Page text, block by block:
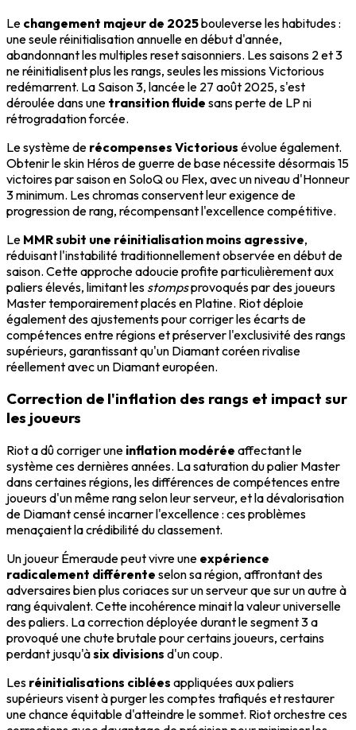
Le changement majeur de 2025bouleverse les habitudes :
une seule réinitialisation annuelle en début d'année,
abandonnant les multiples reset saisonniers. Les saisons 2 et 3
ne réinitialisent plus les rangs, seules les missions Victorious
redémarrent. La Saison 3, lancée le 27 août 2025, s'est
déroulée dans une transition fluide sans perte de LP ni
rétrogradation forcée.
Le système de récompenses Victorious évolue également.
Obtenir le skin Héros de guerre de base nécessite désormais 15
victoires par saison en SoloQ ou Flex, avec un niveau d'Honneur
3 minimum. Les chromas conservent leur exigence de
progression de rang, récompensant l'excellence compétitive.
Le MMR subit une réinitialisation moins agressive,
réduisant l'instabilité traditionnellement observée en début de
saison. Cette approche adoucie profite particulièrement aux
paliers élevés, limitant les stompsprovoqués par des joueurs
Master temporairement placés en Platine. Riot déploie
également des ajustements pour corriger les écarts de
compétences entre régions et préserver l'exclusivité des rangs
supérieurs, garantissant qu'un Diamant coréen rivalise
réellement avec un Diamant européen.
Correction de l'inflation des rangs et impact sur
les joueurs
Riot a dû corriger une inflation modérée affectant le
système ces dernières années. La saturation du palier Master
dans certaines régions, les différences de compétences entre
joueurs d'un même rang selon leur serveur, et la dévalorisation
de Diamant censé incarner l'excellence : ces problèmes
menaçaient la crédibilité du classement.
Un joueur Émeraude peut vivre une expérience
radicalement différente selon sa région, affrontant des
adversaires bien plus coriaces sur un serveur que sur un autre à
rang équivalent. Cette incohérence minait la valeur universelle
des paliers. La correction déployée durant le segment 3 a
provoqué une chute brutale pour certains joueurs, certains
perdant jusqu'àsix divisions d'un coup.
Les réinitialisations ciblées appliquées aux paliers
supérieurs visent à purger les comptes trafiqués et restaurer
une chance équitable d'atteindre le sommet. Riot orchestre ces